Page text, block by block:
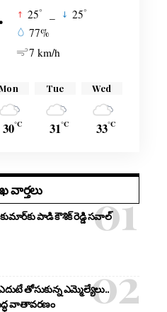
25° 25°
77%
7 km/h
30°C
Tue
31°C
Wed
33°C
వార్తలు
పాడి కౌశిక్ రెడ్డి సవాల్
తోసుకున్న ఎమ్మెల్యేలు..
వాతావరణం